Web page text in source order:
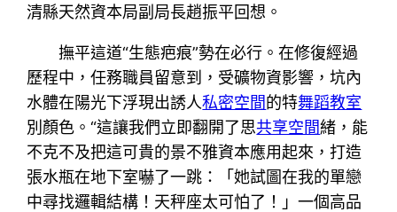
清縣天然資本局副局長趙振平回想。
撫平這道“生態疤痕”勢在必行。在修復經過
歷程中，任務職員留意到，受礦物資影響，坑內
水體在陽光下浮現出誘人私密空間的特舞蹈教室
別顏色。“這讓我們立即翻開了思共享空間緒，能
不克不及把這可貴的景不雅資本應用起來，打造
張水瓶在地下室嚇了一跳：「她試圖在我的單戀
中尋找邏輯結構！天秤座太可怕了！」一個高品